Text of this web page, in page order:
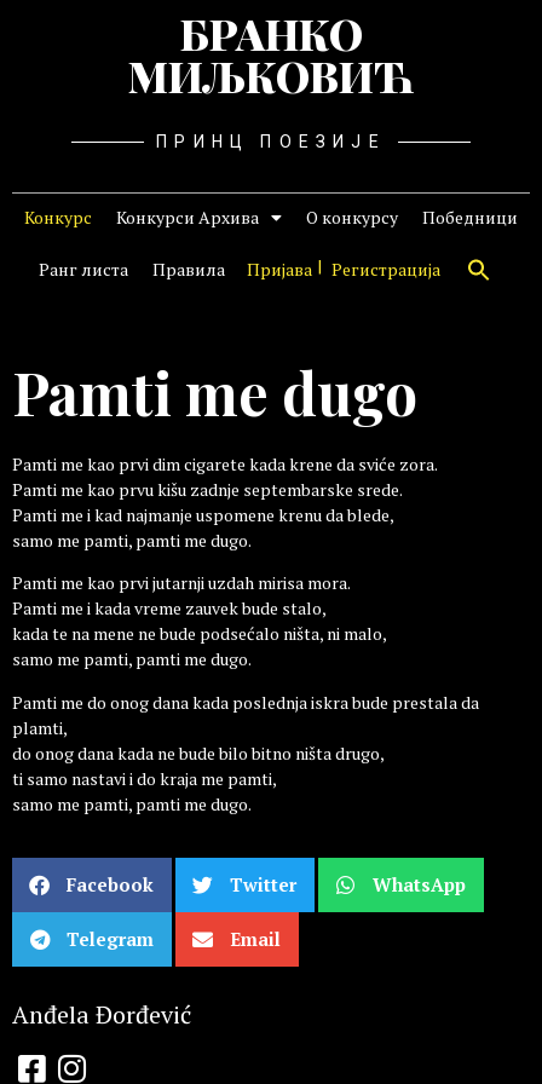
БРАНКО
МИЉКОВИЋ
ПРИНЦ ПОЕЗИЈЕ
Конкурс Конкурси Архива О конкурсу Победници
Ранг листа Правила Пријава Регистрација
Pamti me dugo
Pamti me kao prvi dim cigarete kada krene da sviće zora.
Pamti me kao prvu kišu zadnje septembarske srede.
Pamti me i kad najmanje uspomene krenu da blede,
samo me pamti, pamti me dugo.
Pamti me kao prvi jutarnji uzdah mirisa mora.
Pamti me i kada vreme zauvek bude stalo,
kada te na mene ne bude podsećalo ništa, ni malo,
samo me pamti, pamti me dugo.
Pamti me do onog dana kada poslednja iskra bude prestala da
plamti,
do onog dana kada ne bude bilo bitno ništa drugo,
ti samo nastavi i do kraja me pamti,
samo me pamti, pamti me dugo.
Facebook Twitter WhatsApp
Telegram Email
Anđela Đorđević